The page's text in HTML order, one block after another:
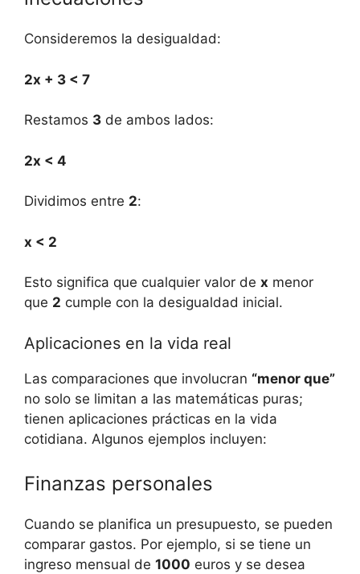
Consideremos la desigualdad:
2x + 3 < 7
Restamos 3 de ambos lados:
2x < 4
Dividimos entre 2:
x < 2
Esto significa que cualquier valor de x menor
que 2 cumple con la desigualdad inicial.
Aplicaciones en la vida real
Las comparaciones que involucran “menor que”
no solo se limitan a las matemáticas puras;
tienen aplicaciones prácticas en la vida
cotidiana. Algunos ejemplos incluyen:
Finanzas personales
Cuando se planifica un presupuesto, se pueden
comparar gastos. Por ejemplo, si se tiene un
ingreso mensual de 1000 euros y se desea